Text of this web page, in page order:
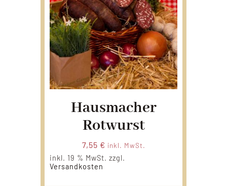
Hausmacher
Rotwurst
7,55 € inkl. MwSt.
inkl. 19 % MwSt. zzgl.
Versandkosten